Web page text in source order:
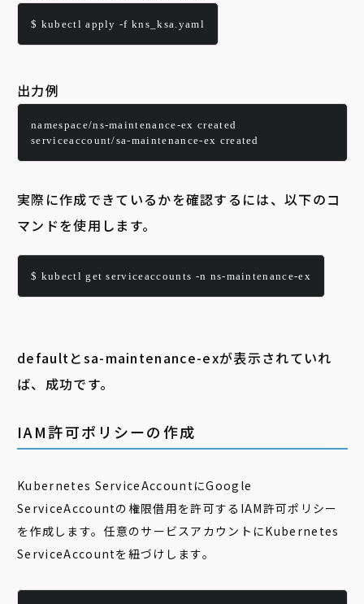
$ kubectl apply -f kns_ksa.yaml
出力例
namespace/ns-maintenance-ex created
serviceaccount/sa-maintenance-ex created
実際に作成できているかを確認するには、以下のコ
マンドを使用します。
$ kubectl get serviceaccounts -n ns-maintenance-ex
defaultとsa-maintenance-exが表示されていれ
ば、成功です。
IAM許可ポリシーの作成
Kubernetes ServiceAccountにGoogle
ServiceAccountの権限借用を許可するIAM許可ポリシー
を作成します。任意のサービスアカウントにKubernetes
ServiceAccountを紐づけします。